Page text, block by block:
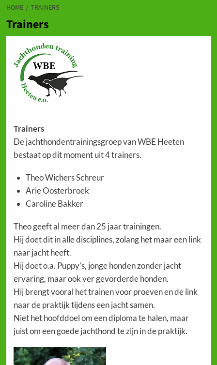
HOME TRAINERS
Trainers
Trainers
De jachthondentrainingsgroep van WBE Heeten
bestaat op dit moment uit 4 trainers.
Theo Wichers Schreur
Arie Oosterbroek
Caroline Bakker
Theo geeft al meer dan 25 jaar trainingen.
Hij doet dit in alle disciplines, zolang het maar een link
naar jacht heeft.
Hij doet o.a. Puppy’s, jonge honden zonder jacht
ervaring, maar ook ver gevorderde honden.
Hij brengt vooral het trainen voor proeven en de link
naar de praktijk tijdens een jacht samen.
Niet het hoofddoel om een diploma te halen, maar
juist om een goede jachthond te zijn in de praktijk.